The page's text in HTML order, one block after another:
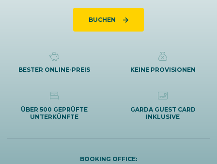
BUCHEN
BESTER ONLINE-PREIS KEINE PROVISIONEN
ÜBER 500 GEPRÜFTE
UNTERKÜNFTE
GARDA GUEST CARD
INKLUSIVE
BOOKING OFFICE: